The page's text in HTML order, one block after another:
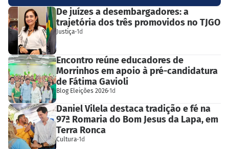
De juízes a desembargadores: a
trajetória dos três promovidos no TJGO
Justiça·1d
Encontro reúne educadores de
Morrinhos em apoio à pré-candidatura
de Fátima Gavioli
Blog Eleições 2026·1d
Daniel Vilela destaca tradição e fé na
97ª Romaria do Bom Jesus da Lapa, em
Terra Ronca
Cultura·1d